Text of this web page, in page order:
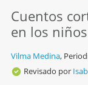
Cuentos
en los niños
Vilma Medina,
Revisado por